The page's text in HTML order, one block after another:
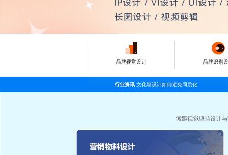
品牌视觉设计 品牌识别
行业资讯 文化墙设计如何避免同质化